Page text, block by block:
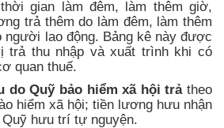
gian làm đêm, làm thêm giờ,
trả thêm do làm đêm, làm thêm
người lao động. Bảng kê này được
trả thu nhập và xuất trình khi có
quan thuế.
do Quỹ bảo hiểm xã hội trảtheo
hiểm xã hội; tiền lương hưu nhận
hưu trí tự nguyện.